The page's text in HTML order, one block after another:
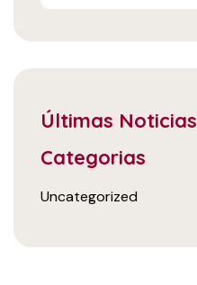
Últimas Noticias
Categorias
Uncategorized